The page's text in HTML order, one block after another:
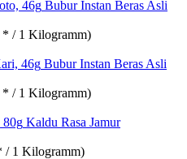
Bubur Instan Beras Asli
* / 1 Kilogramm)
Bubur Instan Beras Asli
* / 1 Kilogramm)
Kaldu Rasa Jamur
/ 1 Kilogramm)